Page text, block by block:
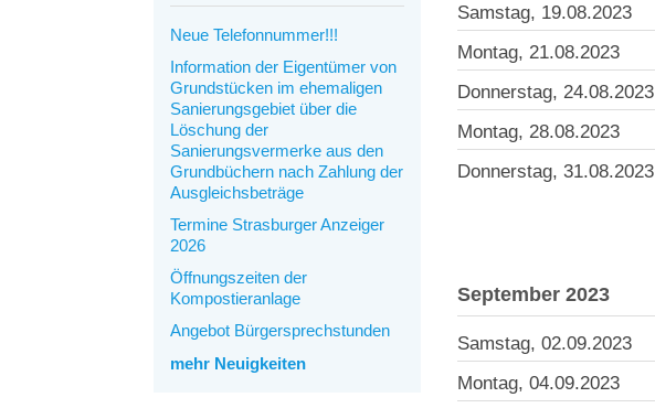
Neue Telefonnummer!!!
Information der Eigentümer von
Grundstücken im ehemaligen
Sanierungsgebiet über die
Löschung der
Sanierungsvermerke aus den
Grundbüchern nach Zahlung der
Ausgleichsbeträge
Termine Strasburger Anzeiger
2026
Öffnungszeiten der
Kompostieranlage
Angebot Bürgersprechstunden
mehr Neuigkeiten
Samstag, 19.08.2023
Montag, 21.08.2023
Donnerstag, 24.08.2023
Montag, 28.08.2023
Donnerstag, 31.08.2023
September 2023
Samstag, 02.09.2023
Montag, 04.09.2023